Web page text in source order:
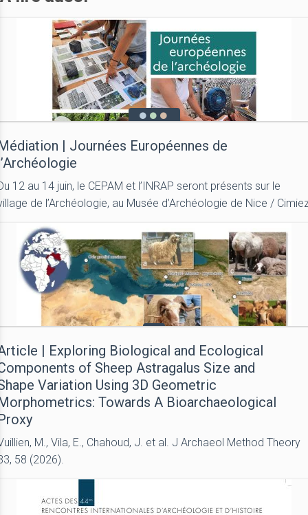
| Journées Européennes de
12 au 14 juin, le CEPAM et l’INRAP seront présents sur le
de l’Archéologie, au Musée d’Archéologie de Nice /
| Exploring Biological and Ecological
of Sheep Astragalus Size and
Variation Using 3D Geometric
Towards A Bioarchaeological
M., Vila, E., Chahoud, J. et al. J Archaeol Method Theory
58 (2026).